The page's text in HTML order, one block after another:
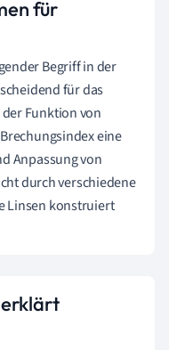
für
Begriff in der
für das
Funktion von
eine
Anpassung von
durch verschiedene
Linsen konstruiert
erklärt